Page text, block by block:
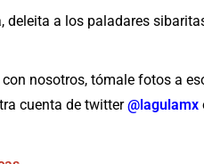
deleita a los paladares
nosotros, tómale fotos a
cuenta de twitter@lagulamx